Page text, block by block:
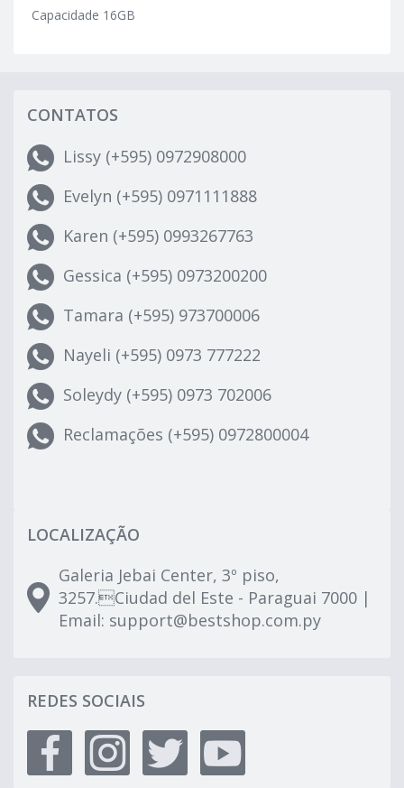
Capacidade 16GB
CONTATOS
Lissy (+595) 0972908000
Evelyn (+595) 0971111888
Karen (+595) 0993267763
Gessica (+595) 0973200200
Tamara (+595) 973700006
Nayeli (+595) 0973 777222
Soleydy (+595) 0973 702006
Reclamações (+595) 0972800004
LOCALIZAÇÃO
Galeria Jebai Center, 3º piso,
3257.Ciudad del Este - Paraguai 7000 |
Email: support@bestshop.com.py
REDES SOCIAIS